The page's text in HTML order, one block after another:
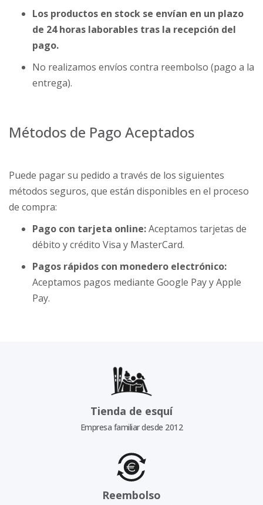
Los productos en stock se envían en un plazo
de 24 horas laborables tras la recepción del
pago.
No realizamos envíos contra reembolso (pago a la
entrega).
Métodos de Pago Aceptados
Puede pagar su pedido a través de los siguientes
métodos seguros, que están disponibles en el proceso
de compra:
Pago con tarjeta online:Aceptamos tarjetas de
débito y crédito Visa y MasterCard.
Pagos rápidos con monedero electrónico:
Aceptamos pagos mediante Google Pay y Apple
Pay.
Tienda de esquí
Empresa familiar desde 2012
Reembolso